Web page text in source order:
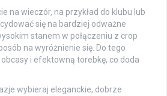
na wieczór, na przykład do klubu lub
się na bardziej odważne
stanem w połączeniu z crop
na wyróżnienie się. Do tego
i efektowną torebkę, co doda
wybieraj eleganckie, dobrze